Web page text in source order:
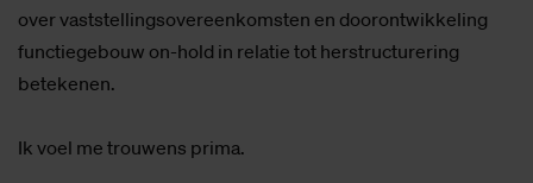
over vaststellingsovereenkomsten en doorontwikkeling
functiegebouw on-hold in relatie tot herstructurering
betekenen.
Ik voel me trouwens prima.